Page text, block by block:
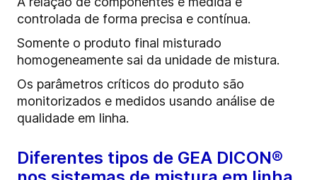
controlada de forma precisa e contínua.
Somente o produto final misturado
homogeneamente sai da unidade de mistura.
Os parâmetros críticos do produto são
monitorizados e medidos usando análise de
qualidade em linha.
Diferentes tipos de GEA DICON®